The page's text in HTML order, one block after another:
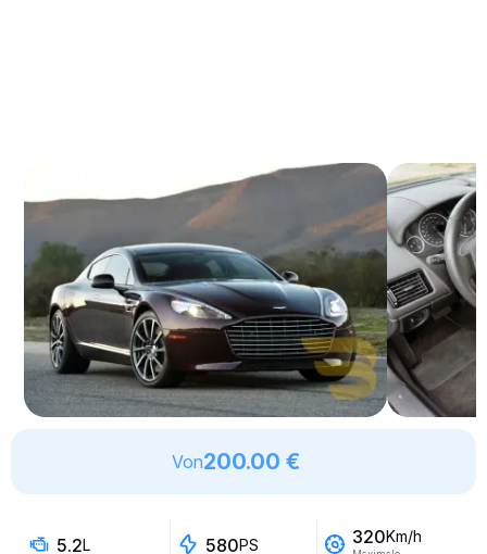
Von200.00 €
5.2L 580PS 320Km/h